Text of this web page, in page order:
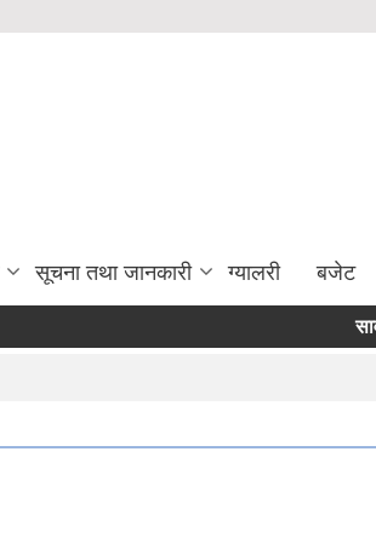
सूचना तथा जानकारी ग्यालरी बजेट